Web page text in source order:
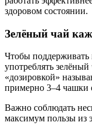
здоровом состоянии.
Зелёный чай
Чтобы поддерживать
употреблять
«дозировкой»
примерно 3–4 чашки
Важно соблюдать
максимум пользы из